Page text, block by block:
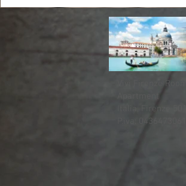
Vivi Firenze
Italia, Firenze
P.iva: 04364730616